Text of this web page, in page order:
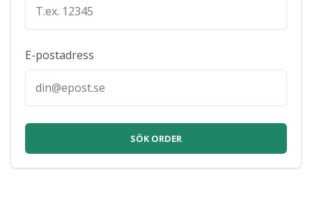
E-postadress
SÖK ORDER